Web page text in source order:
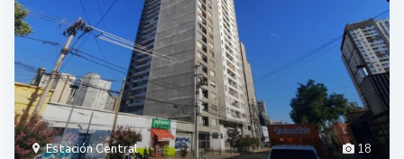
18
Estación Central